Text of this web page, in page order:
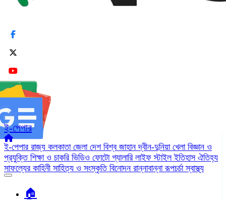
ই-পেপার
ই-পেপার রাজ্য কলকাতা জেলা দেশ বিশ্ব জাহানদ্বীন-দুনিয়া খেলা বিজ্ঞান ও
প্রযুক্তি শিক্ষা ও চাকরি ভিডিও ফোটো গ্যালারি লাইফ স্টাইলইতিহাস ঐতিহ্য
সাফল্যের কাহিনী সাহিত্য ও সংস্কৃতি বিনোদন রান্নাবান্নারূপচর্চাস্বাস্থ্য
🏠︎